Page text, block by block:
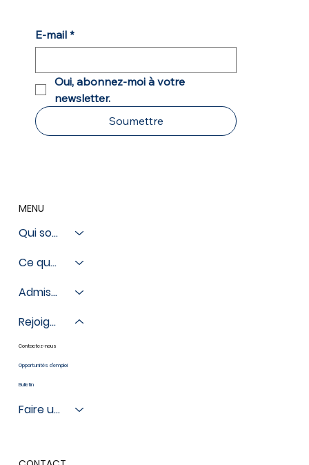
E-mail *
Oui, abonnez-moi à votre
newsletter.
Soumettre
MENU
Qui sommes-nous
Ce que nous faisons
Admissions
Rejoignez-nous
Contactez-nous
Opportunités d'emploi
Bulletin
Faire un don